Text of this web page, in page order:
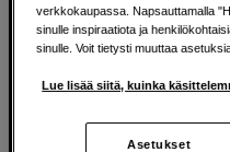
verkkokaupassa. Napsauttamalla
sinulle inspiraatiota ja
sinulle. Voit tietysti muuttaa
Lue lisää siitä, kuinka
Asetukset